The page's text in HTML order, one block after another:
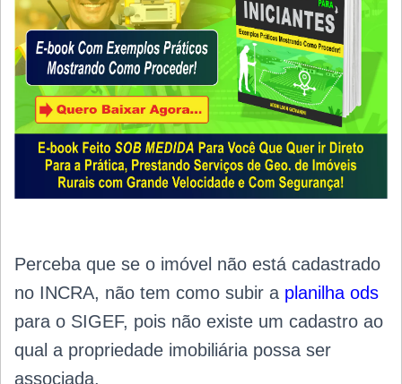
Perceba que se o imóvel não está cadastrado
no INCRA, não tem como subir a planilha ods
para o SIGEF, pois não existe um cadastro ao
qual a propriedade imobiliária possa ser
associada.